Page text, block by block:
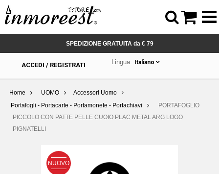
SPEDIZIONE GRATUITA da € 79
ACCEDI / REGISTRATI Lingua: Italiano
Home UOMO
Accessori Uomo
Portafogli - Portacarte - Portamonete - Portachiavi
PORTAFOGLIO
PICCOLO CON PATTE PELLE CUOIO PLAC METAL ARG LOGO
PIGNATELLI
NUOVO
 